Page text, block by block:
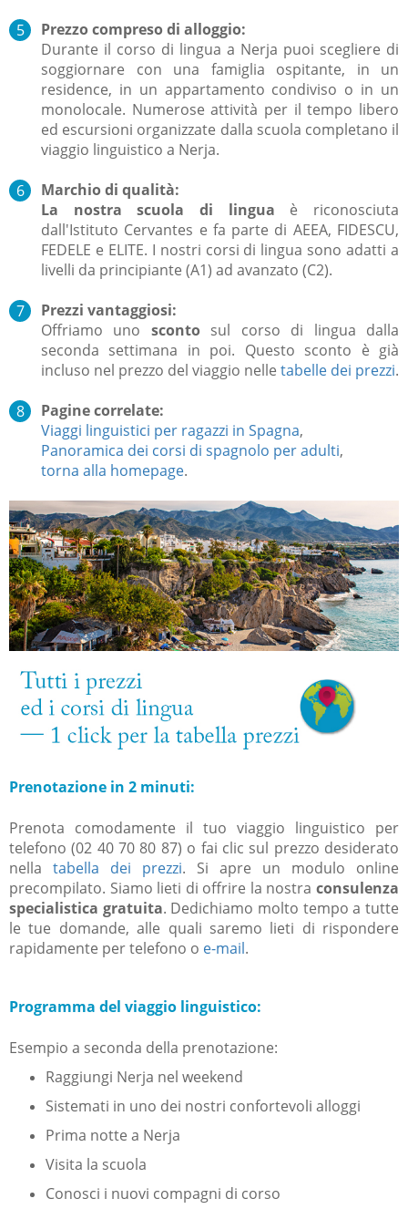
Prezzo compreso di alloggio:
Durante il corso di lingua a Nerja puoi scegliere di
soggiornare con una famiglia ospitante, in un
residence, in un appartamento condiviso o in un
monolocale. Numerose attività per il tempo libero
ed escursioni organizzate dalla scuola completano il
viaggio linguistico a Nerja.
Marchio di qualità:
La nostra scuola di lingua è riconosciuta
dall'Istituto Cervantes e fa parte di AEEA, FIDESCU,
FEDELE e ELITE. I nostri corsi di lingua sono adatti a
livelli da principiante (A1) ad avanzato (C2).
Prezzi vantaggiosi:
Offriamo uno sconto sul corso di lingua dalla
seconda settimana in poi. Questo sconto è già
incluso nel prezzo del viaggio nelle tabelle dei prezzi.
Pagine correlate:
Viaggi linguistici per ragazzi in Spagna,
Panoramica dei corsi di spagnolo per adulti,
torna alla homepage.
Prenotazione in 2 minuti:
Prenota comodamente il tuo viaggio linguistico per
telefono (02 40 70 80 87) o fai clic sul prezzo desiderato
nella tabella dei prezzi. Si apre un modulo online
precompilato. Siamo lieti di offrire la nostra consulenza
specialistica gratuita. Dedichiamo molto tempo a tutte
le tue domande, alle quali saremo lieti di rispondere
rapidamente per telefono o e-mail.
Programma del viaggio linguistico:
Esempio a seconda della prenotazione:
Raggiungi Nerja nel weekend
Sistemati in uno dei nostri confortevoli alloggi
Prima notte a Nerja
Visita la scuola
Conosci i nuovi compagni di corso